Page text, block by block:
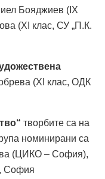
Бояджиев (IX
(XI клас, СУ „П.К.
(XI клас, ОДК
творбите са на
номинирани са
(ЦИКО – София),
София